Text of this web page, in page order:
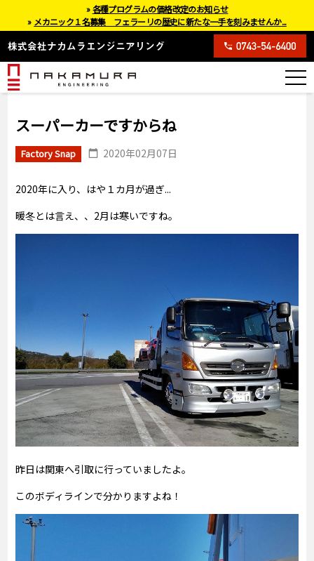
スーパーカーですからね
Factory Snap 2020年02月07日
2020年に入り、はや１カ月が過ぎ...
暖冬とは言え、、2月は寒いですね。
昨日は関東へ引取に行っていましたよ。
このボディラインで分かりますよね！
»各種プログラムの価格改定のお知らせ
» メカニック１名募集 フェラーリの歴史に新たな一手を刻みませんか...